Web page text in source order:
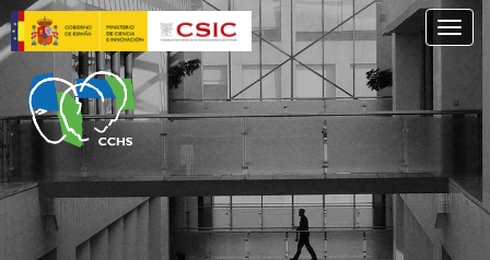
Pasar
al
contenido
principal